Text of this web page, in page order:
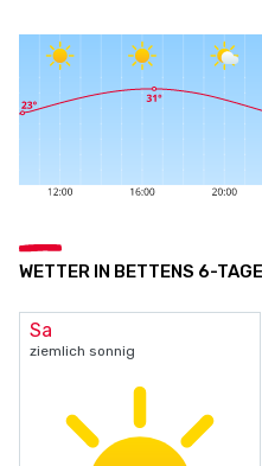
WETTER IN BETTENS 6-
Sa
ziemlich sonnig